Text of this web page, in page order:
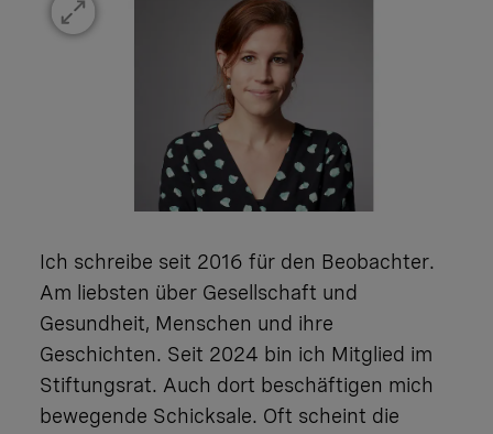
Ich schreibe seit 2016 für den Beobachter.
Am liebsten über Gesellschaft und
Gesundheit, Menschen und ihre
Geschichten. Seit 2024 bin ich Mitglied im
Stiftungsrat. Auch dort beschäftigen mich
bewegende Schicksale. Oft scheint die